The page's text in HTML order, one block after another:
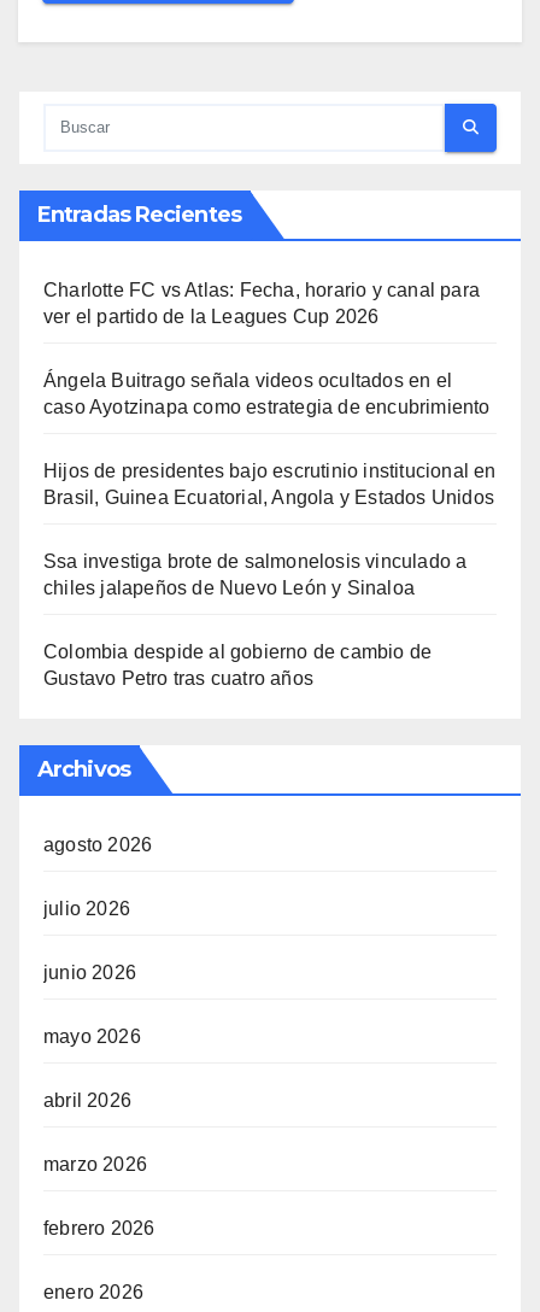
Entradas Recientes
Charlotte FC vs Atlas: Fecha, horario y canal para
ver el partido de la Leagues Cup 2026
Ángela Buitrago señala videos ocultados en el
caso Ayotzinapa como estrategia de encubrimiento
Hijos de presidentes bajo escrutinio institucional en
Brasil, Guinea Ecuatorial, Angola y Estados Unidos
Ssa investiga brote de salmonelosis vinculado a
chiles jalapeños de Nuevo León y Sinaloa
Colombia despide al gobierno de cambio de
Gustavo Petro tras cuatro años
Archivos
agosto 2026
julio 2026
junio 2026
mayo 2026
abril 2026
marzo 2026
febrero 2026
enero 2026